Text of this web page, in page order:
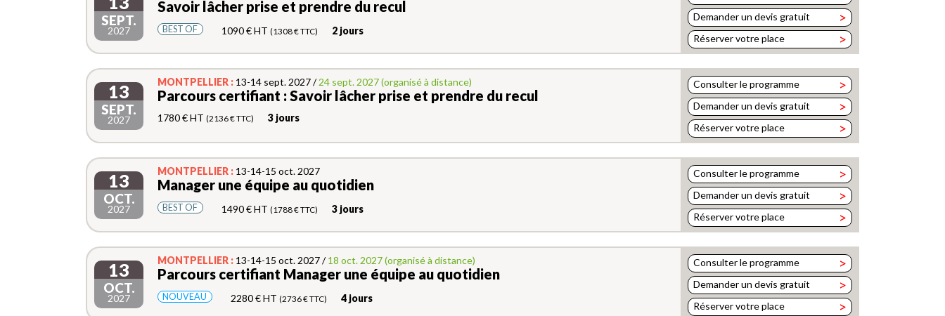
SEPT.
2027
Savoir lâcher prise et prendre du recul
BEST OF 1090 € HT (1308 € TTC) 2 jours
Demander un devis gratuit >
Réserver votre place >
13
SEPT.
2027
MONTPELLIER : 13-14 sept. 2027 /24 sept. 2027 (organisé à distance)
Parcours certifiant : Savoir lâcher prise et prendre du recul
1780 € HT (2136 € TTC) 3 jours
Consulter le programme >
Demander un devis gratuit >
Réserver votre place >
13
OCT.
2027
MONTPELLIER : 13-14-15 oct. 2027
Manager une équipe au quotidien
BEST OF 1490 € HT (1788 € TTC) 3 jours
Consulter le programme >
Demander un devis gratuit >
Réserver votre place >
13
OCT.
2027
MONTPELLIER : 13-14-15 oct. 2027 /18 oct. 2027 (organisé à distance)
Parcours certifiant Manager une équipe au quotidien
NOUVEAU 2280 € HT (2736 € TTC) 4 jours
Consulter le programme >
Demander un devis gratuit >
Réserver votre place >